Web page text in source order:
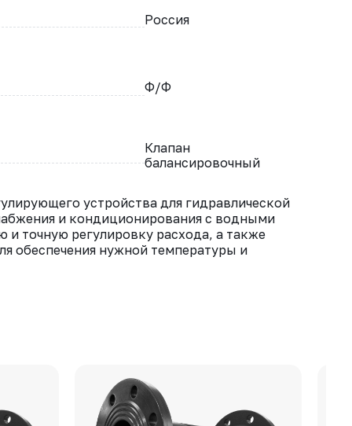
Россия
Ф/Ф
Клапан
балансировочный
устройства для гидравлической
и кондиционирования с водными
точную регулировку расхода, а также
обеспечения нужной температуры и